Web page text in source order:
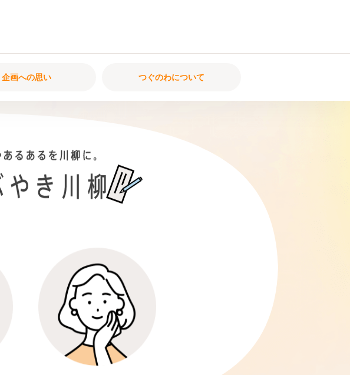
企画への思い つぐのわについて